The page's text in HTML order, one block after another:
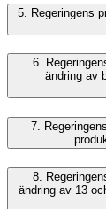
5.
Regeringens
6.
ändring av
7.
8.
ändring av 13